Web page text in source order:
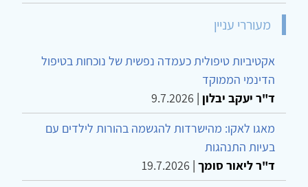
מעוררי עניין
אקטיביות טיפולית כעמדה נפשית של נוכחות בטיפול
הדינמי הממוקד
ד"ר יעקב יבלון |
9.7.2026
מאגו לאקו: מהישרדות להגשמה בהורות לילדים עם
בעיות התנהגות
ד"ר ליאור סומך |
19.7.2026